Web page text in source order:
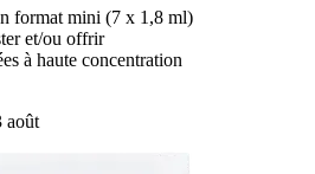
format mini (7 x 1,8 ml)
et/ou offrir
à haute concentration
août